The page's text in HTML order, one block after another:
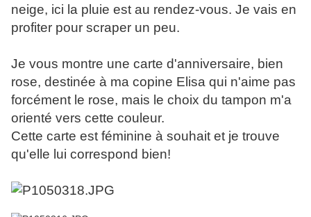
neige, ici la pluie est au rendez-vous. Je vais en
profiter pour scraper un peu.
Je vous montre une carte d'anniversaire, bien
rose, destinée à ma copine Elisa qui n'aime pas
forcément le rose, mais le choix du tampon m'a
orienté vers cette couleur.
Cette carte est féminine à souhait et je trouve
qu'elle lui correspond bien!